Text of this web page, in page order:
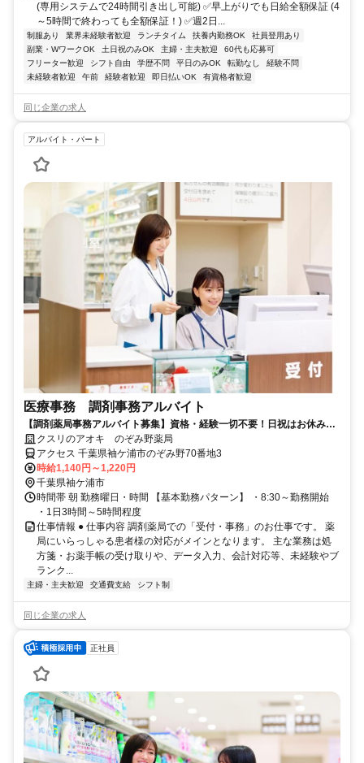
(専用システムで24時間引き出し可能) ✅早上がりでも日給全額保証 (4
～5時間で終わっても全額保証！) ✅週2日...
制服あり 業界未経験者歓迎 ランチタイム 扶養内勤務OK
社員登用あり
副業・WワークOK
土日祝のみOK 主婦・主夫歓迎
60代も応募可
フリーター歓迎
シフト自由 学歴不問 平日のみOK 転勤なし
経験不問
未経験者歓迎
午前 経験者歓迎 即日払いOK 有資格者歓迎
同じ企業の求人
アルバイト・パート
医療事務 調剤事務アルバイト
【調剤薬局事務アルバイト募集】資格・経験一切不要！日祝はお休みの
お仕事！
クスリのアオキ のぞみ野薬局
アクセス 千葉県袖ケ浦市のぞみ野70番地3
時給1,140円～1,220円
千葉県袖ケ浦市
時間帯 朝 勤務曜日・時間 【基本勤務パターン】 ・8:30～勤務開始
・1日3時間～5時間程度
仕事情報 ● 仕事内容 調剤薬局での「受付・事務」のお仕事です。 薬
局にいらっしゃる患者様の対応がメインとなります。 主な業務は処
方箋・お薬手帳の受け取りや、データ入力、会計対応等、未経験やブ
ランク...
主婦・主夫歓迎 交通費支給 シフト制
同じ企業の求人
正社員